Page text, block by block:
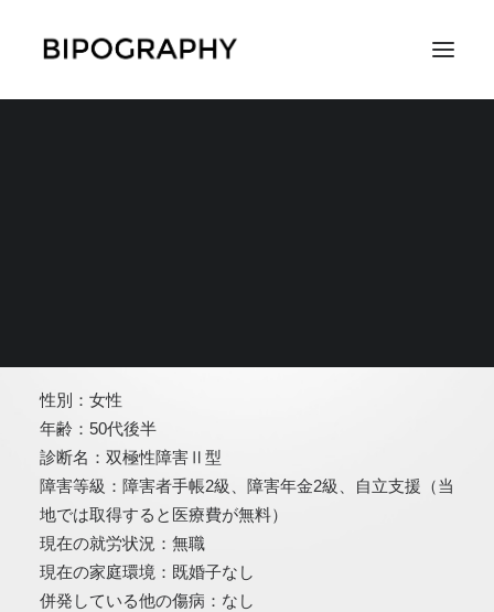
性別：女性
年齢：50代後半
診断名：双極性障害Ⅱ型
障害等級：障害者手帳2級、障害年金2級、自立支援（当
地では取得すると医療費が無料）
現在の就労状況：無職
現在の家庭環境：既婚子なし
併発している他の傷病：なし